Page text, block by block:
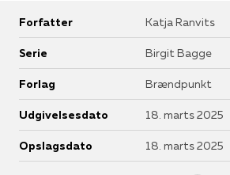
Forfatter Katja Ranvits
Serie Birgit Bagge
Forlag Brændpunkt
Udgivelsesdato 18. marts 2025
Opslagsdato 18. marts 2025